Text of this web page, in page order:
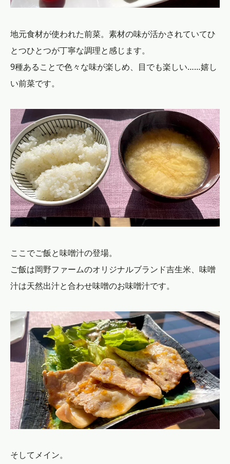
地元食材が使われた前菜。素材の味が活かされていてひ
とつひとつが丁寧な調理と感じます。
9種あることで色々な味が楽しめ、目でも楽しい……嬉し
い前菜です。
ここでご飯と味噌汁の登場。
ご飯は岡野ファームのオリジナルブランド吉生米、味噌
汁は天然出汁と合わせ味噌のお味噌汁です。
そしてメイン。